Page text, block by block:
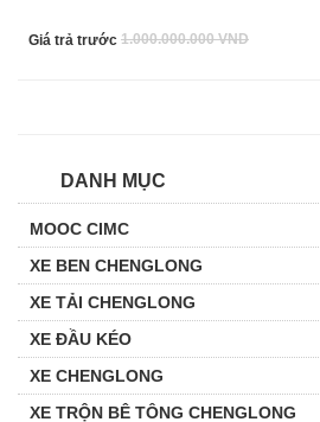
DANH MỤC
MOOC CIMC
XE BEN CHENGLONG
XE TẢI CHENGLONG
XE ĐẦU KÉO
XE CHENGLONG
XE TRỘN BÊ TÔNG CHENGLONG
Giá trả trước 1.000.000.000 VND